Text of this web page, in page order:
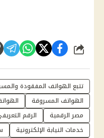
شارك
تتبع الهواتف المفقودة
الهواتف المسروقة
مصر الرقمية
الرقم
خدمات النيابة الإلكترونية